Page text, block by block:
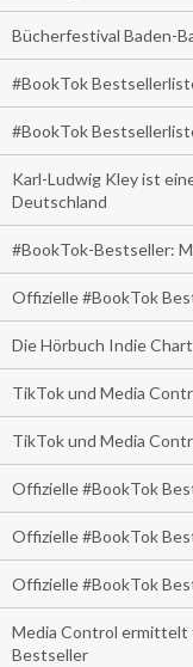
Bücherfestival Baden-
#BookTok
#BookTok
Karl-Ludwig Kley ist
Deutschland
#BookTok-Bestseller:
Offizielle #BookTok
Die Hörbuch Indie
TikTok und Media
TikTok und Media
Offizielle #BookTok
Offizielle #BookTok
Offizielle #BookTok
Media Control ermittelt
Bestseller